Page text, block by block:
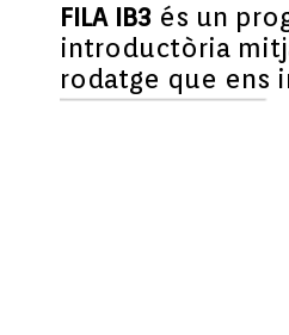
FILA IB3 és un
introductòria
rodatge que ens